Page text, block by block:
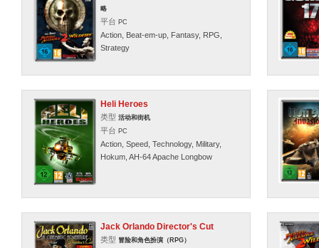
略
平台 PC
Action, Beat-em-up, Fantasy, RPG,
Strategy
Heli Heroes
类型 活动和街机
平台 PC
Action, Speed, Technology, Military,
Hokum, AH-64 Apache Longbow
Jack Orlando Director's Cut
类型 冒险和角色扮演（RPG）